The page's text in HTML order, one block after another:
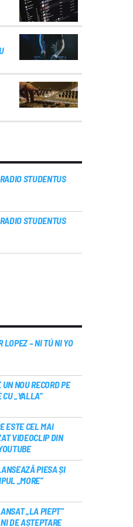
STUDENTUS
STUDENTUS
LOPEZ – NI TÚ NI YO
NOU RECORD PE
CU „YALLA”
ESTE CEL MAI
VIDEOCLIP DIN
PIESA ȘI
„MORE”
„LA PIEPT”
DE AȘTEPTARE